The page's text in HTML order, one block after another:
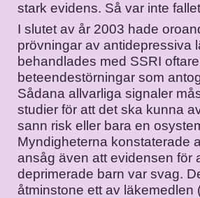
stark evidens. Så var inte
I slutet av år 2003 hade
prövningar av antidepressiva
behandlades med SSRI
beteendestörningar som
Sådana allvarliga signaler
studier för att det ska kunna
sann risk eller bara en
Myndigheterna konstaterade
ansåg även att evidensen för
deprimerade barn var svag.
åtminstone ett av läkemedlen